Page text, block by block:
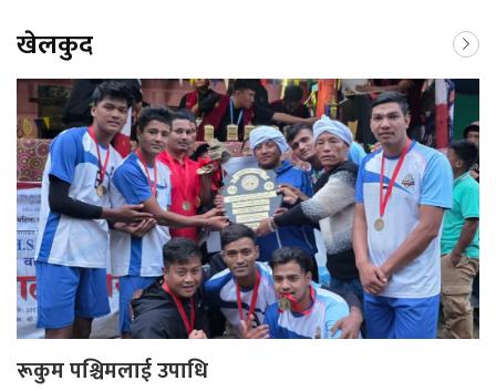
खेलकुद
रूकुम पश्चिमलाई उपाधि